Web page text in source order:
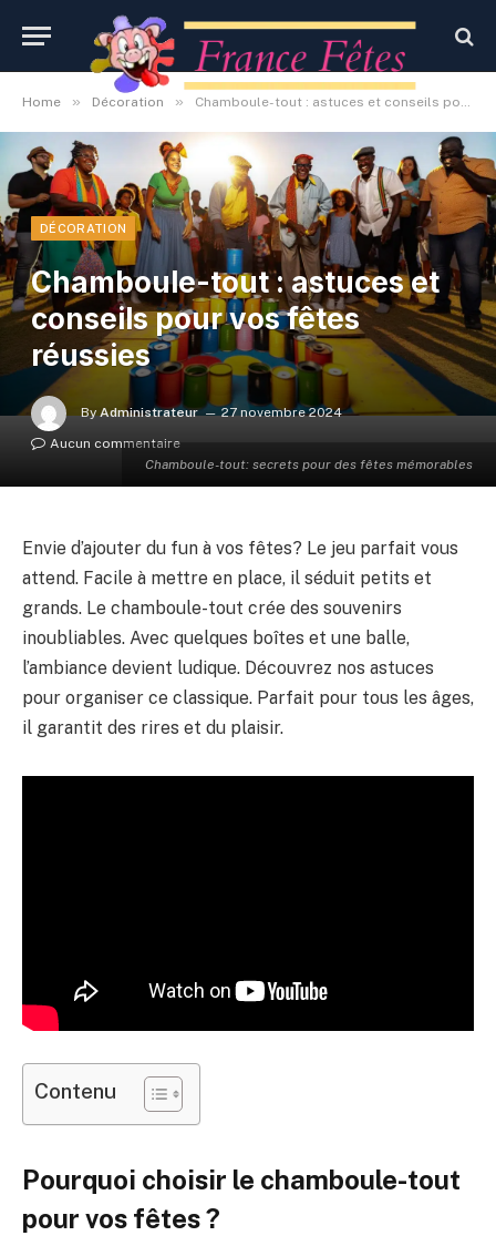
Home » Décoration » Chamboule-tout : astuces et conseils pour vos fêtes réussies
Chamboule-tout: secrets pour des fêtes mémorables
DÉCORATION
Chamboule-tout : astuces et
conseils pour vos fêtes
réussies
By Administrateur
27 novembre 2024
Aucun commentaire
Envie d’ajouter du fun à vos fêtes? Le jeu parfait vous
attend. Facile à mettre en place, il séduit petits et
grands. Le chamboule-tout crée des souvenirs
inoubliables. Avec quelques boîtes et une balle,
l’ambiance devient ludique. Découvrez nos astuces
pour organiser ce classique. Parfait pour tous les âges,
il garantit des rires et du plaisir.
Contenu
Pourquoi choisir le chamboule-tout
pour vos fêtes ?